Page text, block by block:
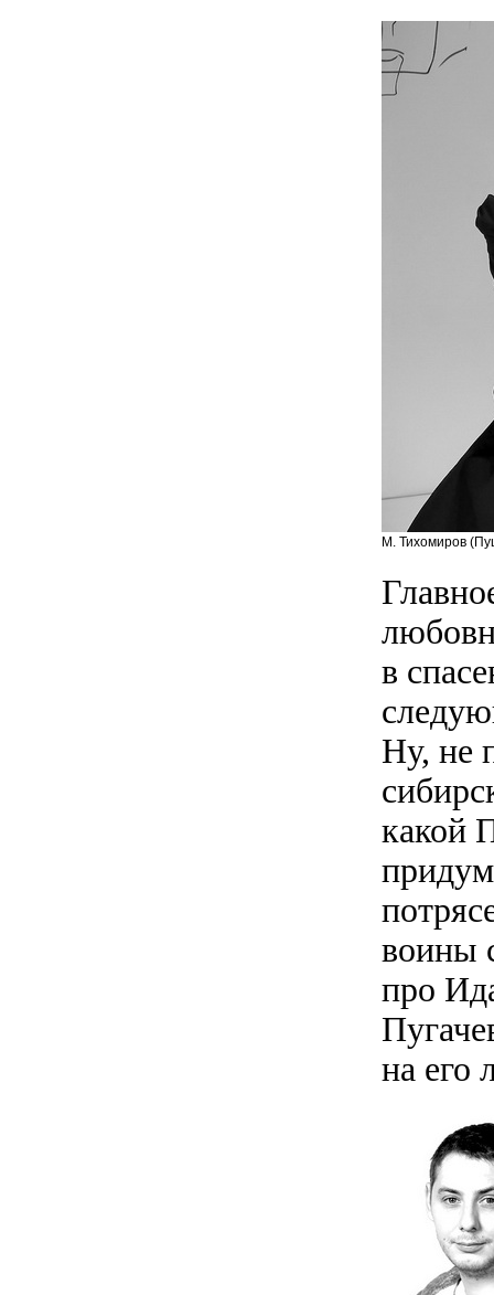
М. Тихомиров
в
Ну, не
какой
воины
про
на его